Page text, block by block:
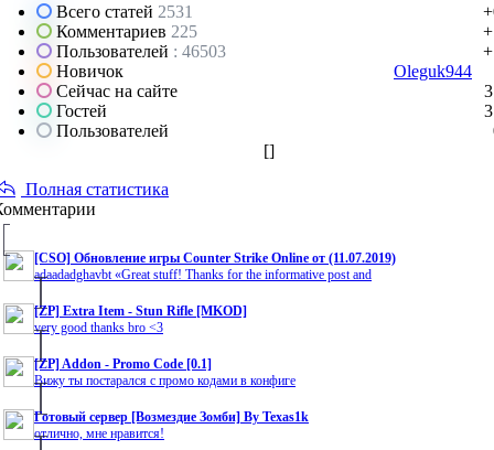
Всего статей 2531
Комментариев 225
Пользователей : 46503
Новичок
Oleguk944
Сейчас на сайте
Гостей
Пользователей
[]
Полная статистика
[CSO] Обновление игры Counter Strike Online от (11.07.2019)
adaadadghavbt «Great stuff! Thanks for the informative post and
[ZP] Extra Item - Stun Rifle [MKOD]
very good thanks bro <3
[ZP] Addon - Promo Code [0.1]
Вижу ты постарался с промо кодами в конфиге
Готовый сервер [Возмездие Зомби] By Texas1k
отлично, мне нравится!